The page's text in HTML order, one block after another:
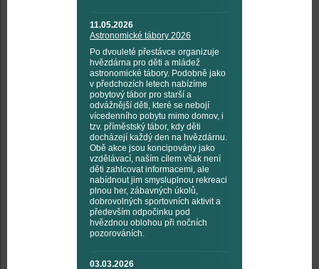
11.05.2026
Astronomické tábory 2026
Po dvouleté přestávce organizuje
hvězdárna pro děti a mládež
astronomické tábory. Podobně jako
v předchozích letech nabízíme
pobytový tábor pro starší a
odvážnější děti, které se nebojí
vícedenního pobytu mimo domov, i
tzv. příměstský tábor, kdy děti
docházejí každý den na hvězdárnu.
Obě akce jsou koncipovány jako
vzdělávací, naším cílem však není
děti zahlcovat informacemi, ale
nabídnout jim smysluplnou rekreaci
plnou her, zábavných úkolů,
dobrovolných sportovních aktivit a
především odpočinku pod
hvězdnou oblohou při nočních
pozorováních.
03.03.2026